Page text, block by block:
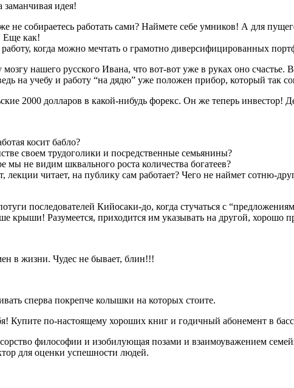
заманчивая идея!
собираетесь работать сами? Наймете себе умников! А для
Еще как!
когда можно мечтать о грамотно диверсифицированных
нашего русского Ивана, что вот-вот уже в руках оно
на учебу и работу “на дядю” уже положен прибор, который так
2000 долларов в какой-нибудь форекс. Он же теперь
косит бабло?
своем трудоголики и посредственные семьянины?
не видим шквального роста количества богатеев?
читает, на публику сам работает? Чего не наймет сотню-
последователей Кийосаки-до, когда стучаться с
крыши! Разумеется, приходится им указывать на другой, хорошо
в жизни. Чудес не бывает, блин!!!
сперва покрепче колышки на которых стоите.
Купите по-настоящему хороших книг и годичный абонемент в
философии и изобилующая позами и взаимоуважением
для оценки успешности людей.